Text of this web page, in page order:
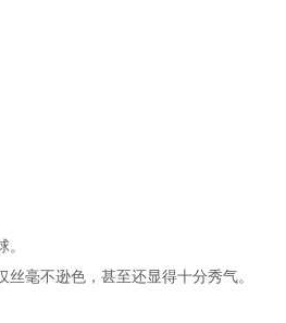
毫不逊色，甚至还显得十分秀气。